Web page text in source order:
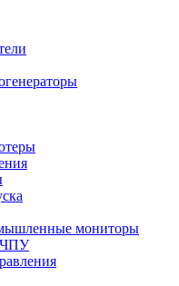
мониторы
ЧПУ